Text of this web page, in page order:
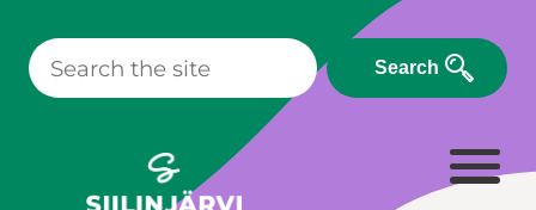
content
Search